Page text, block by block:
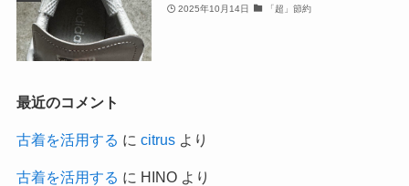
2025年10月14日 「超」節約
最近のコメント
古着を活用する に citrusより
古着を活用する に HINOより